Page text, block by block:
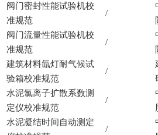
阀门密封性能试验机校
准规范
/
阀门流量性能试验机校
准规范
/
建筑材料氙灯耐气候试
验箱校准规范
/
水泥氯离子扩散系数测
定仪校准规范
/
水泥凝结时间自动测定
/